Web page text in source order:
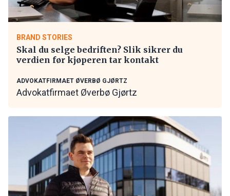
BRAND STORIES
Skal du selge bedriften? Slik sikrer du
verdien før kjøperen tar kontakt
ADVOKATFIRMAET ØVERBØ GJØRTZ
Advokatfirmaet Øverbø Gjørtz